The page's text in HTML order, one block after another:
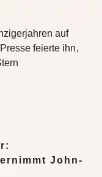
auf
feierte ihn,
John-